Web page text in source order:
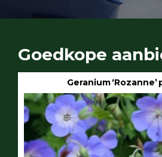
Goedkope
Geranium